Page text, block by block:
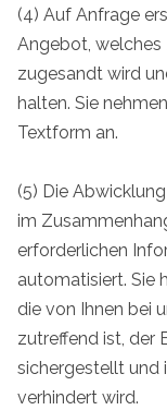
(4) Auf Anfrage
Angebot, welches
zugesandt wird
halten. Sie
Textform an.
(5) Die
im
erforderlichen
automatisiert. Sie
die von Ihnen bei
zutreffend ist, der
sichergestellt und
verhindert wird.